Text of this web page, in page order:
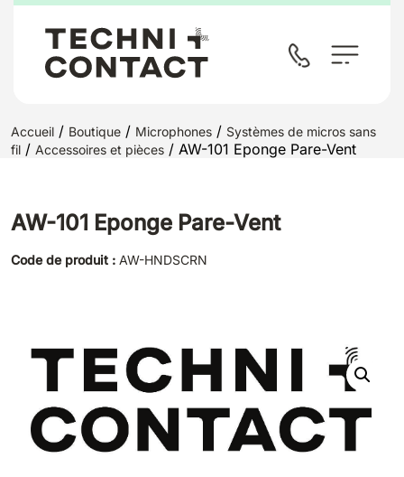
Accueil / Boutique / Microphones / Systèmes de micros sans
fil / Accessoires et pièces / AW-101 Eponge Pare-Vent
AW-101 Eponge Pare-Vent
Code de produit : AW-HNDSCRN